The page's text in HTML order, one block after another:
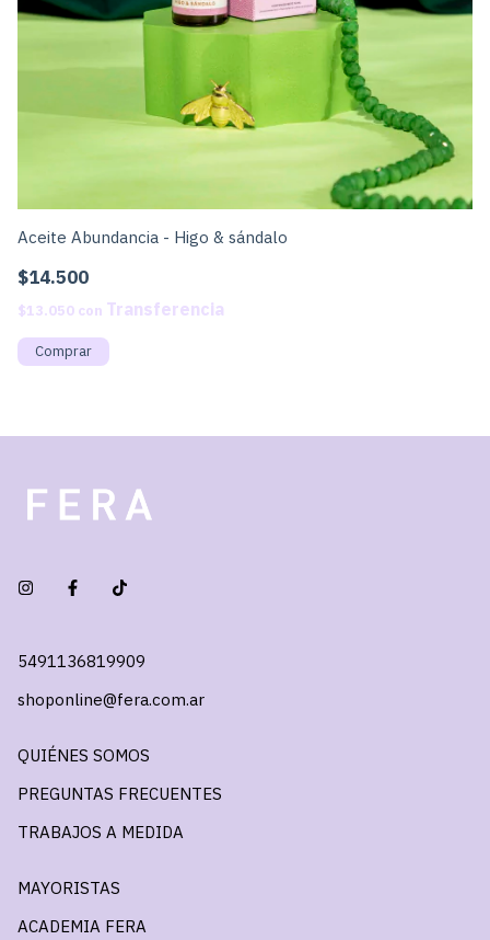
Aceite Abundancia - Higo & sándalo
$14.500
$13.050 con
5491136819909
shoponline@fera.com.ar
QUIÉNES SOMOS
PREGUNTAS FRECUENTES
TRABAJOS A MEDIDA
MAYORISTAS
ACADEMIA FERA